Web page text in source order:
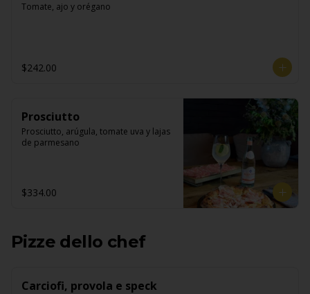
Tomate, ajo y orégano
$242.00
Prosciutto
Prosciutto, arúgula, tomate uva y lajas
de parmesano
$334.00
Pizze dello chef
Carciofi, provola e speck